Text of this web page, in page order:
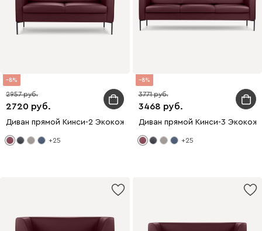
8
2720
2957
Диван прямой Кинси-2 Экокожа Бордовый
+25
8
3468
3771
Диван прямой Кинси-3
+25